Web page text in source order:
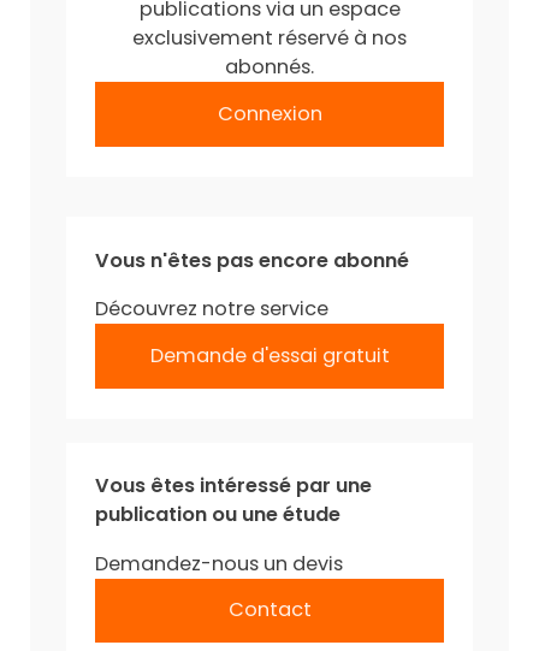
publications via un espace
exclusivement réservé à nos
abonnés.
Connexion
Vous n'êtes pas encore abonné
Découvrez notre service
Demande d'essai gratuit
Vous êtes intéressé par une
publication ou une étude
Demandez-nous un devis
Contact